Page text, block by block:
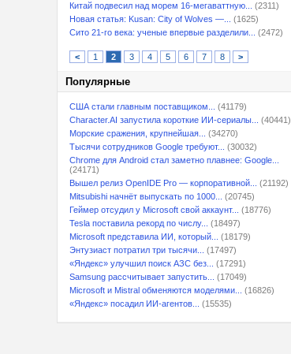
Китай подвесил над морем 16-мегаваттную...
(2311)
Новая статья: Kusan: City of Wolves —...
(1625)
Сито 21-го века: ученые впервые разделили...
(2472)
< 1 2 3 4 5 6 7 8 >
Популярные
США стали главным поставщиком...
(41179)
Character.AI запустила короткие ИИ-сериалы...
(40441)
Морские сражения, крупнейшая...
(34270)
Тысячи сотрудников Google требуют...
(30032)
Chrome для Android стал заметно плавнее: Google...
(24171)
Вышел релиз OpenIDE Pro — корпоративной...
(21192)
Mitsubishi начнёт выпускать по 1000...
(20745)
Геймер отсудил у Microsoft свой аккаунт...
(18776)
Tesla поставила рекорд по числу...
(18497)
Microsoft представила ИИ, который...
(18179)
Энтузиаст потратил три тысячи...
(17497)
«Яндекс» улучшил поиск АЗС без...
(17291)
Samsung рассчитывает запустить...
(17049)
Microsoft и Mistral обменяются моделями...
(16826)
«Яндекс» посадил ИИ-агентов...
(15535)